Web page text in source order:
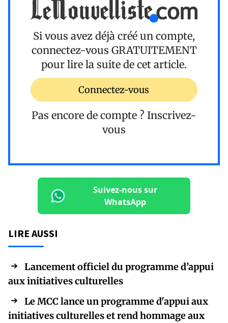
Si vous avez déjà créé un compte,
connectez-vous GRATUITEMENT
pour lire la suite de cet article.
Connectez-vous
Pas encore de compte ? Inscrivez-
vous
Suivez-nous sur
WhatsApp
LIRE AUSSI
Lancement officiel du programme d’appui
aux initiatives culturelles
Le MCC lance un programme d'appui aux
initiatives culturelles et rend hommage aux